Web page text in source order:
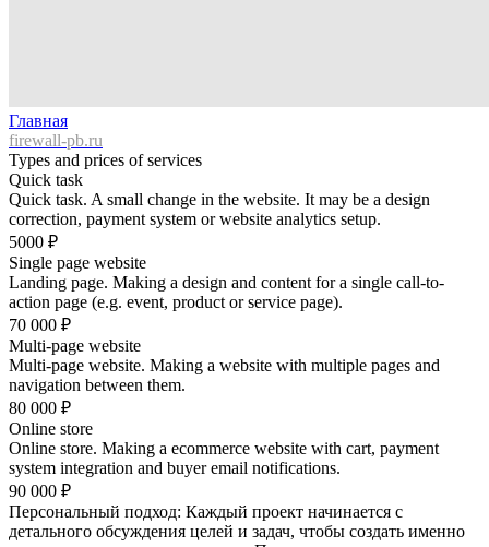
Главная
firewall-pb.ru
Types and prices of services
Quick task
Quick task. A small change in the website. It may be a design
correction, payment system or website analytics setup.
5000 ₽
Single page website
Landing page. Making a design and content for a single call-to-
action page (e.g. event, product or service page).
70 000 ₽
Multi-page website
Multi-page website. Making a website with multiple pages and
navigation between them.
80 000 ₽
Online store
Online store. Making a ecommerce website with cart, payment
system integration and buyer email notifications.
90 000 ₽
Персональный подход: Каждый проект начинается с
детального обсуждения целей и задач, чтобы создать именно